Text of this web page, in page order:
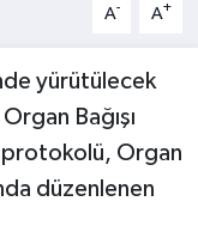
A- A+
yürütülecek
Bağışı
protokolü, Organ
düzenlenen